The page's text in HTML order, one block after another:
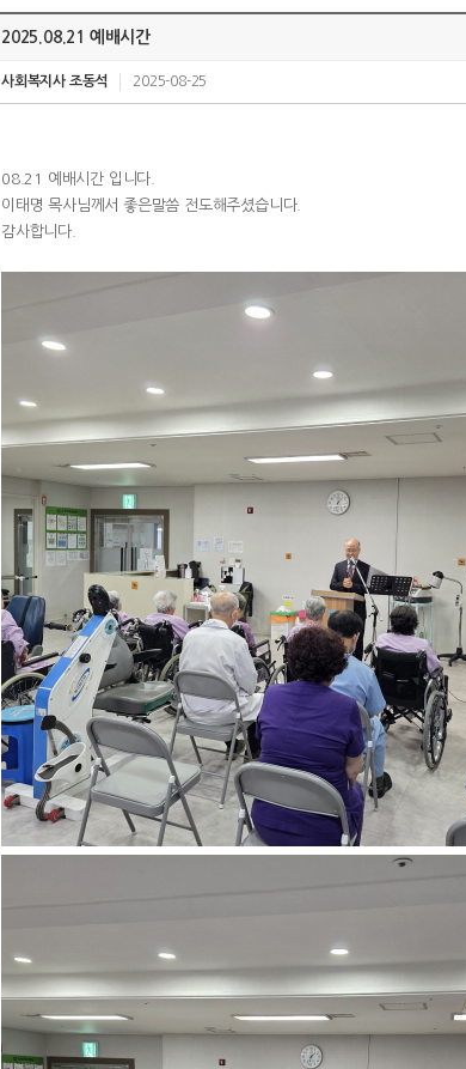
2025.08.21 예배시간
사회복지사 조동석 2025-08-25
08.21 예배시간 입니다.
이태명 목사님께서 좋은말씀 전도해주셨습니다.
감사합니다.